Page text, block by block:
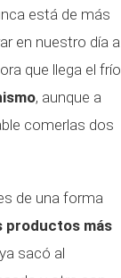
está de más
en nuestro día a
que llega el frío
, aunque a
comerlas dos
de una forma
productos más
sacó al